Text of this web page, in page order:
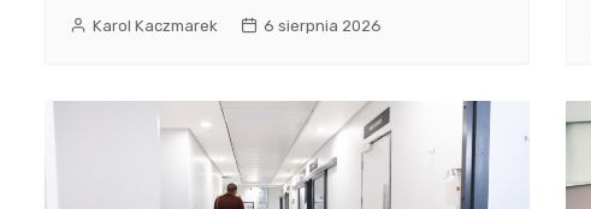
Karol Kaczmarek 6 sierpnia 2026